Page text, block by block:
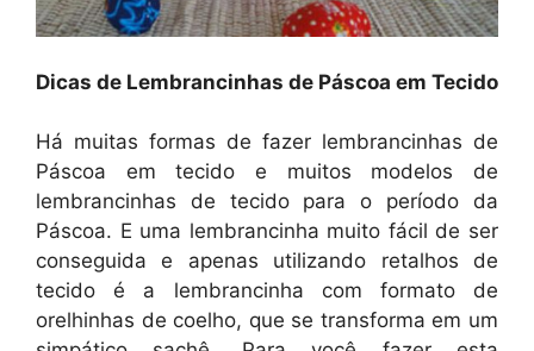
Dicas de Lembrancinhas de Páscoa em Tecido
Há muitas formas de fazer lembrancinhas de
Páscoa em tecido e muitos modelos de
lembrancinhas de tecido para o período da
Páscoa. E uma lembrancinha muito fácil de ser
conseguida e apenas utilizando retalhos de
tecido é a lembrancinha com formato de
orelhinhas de coelho, que se transforma em um